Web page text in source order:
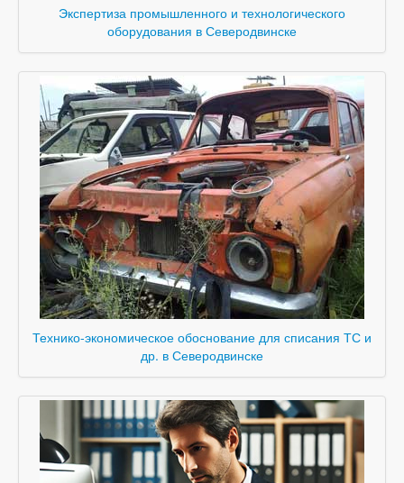
Экспертиза промышленного и технологического
оборудования в Северодвинске
Технико-экономическое обоснование для списания ТС и
др. в Северодвинске